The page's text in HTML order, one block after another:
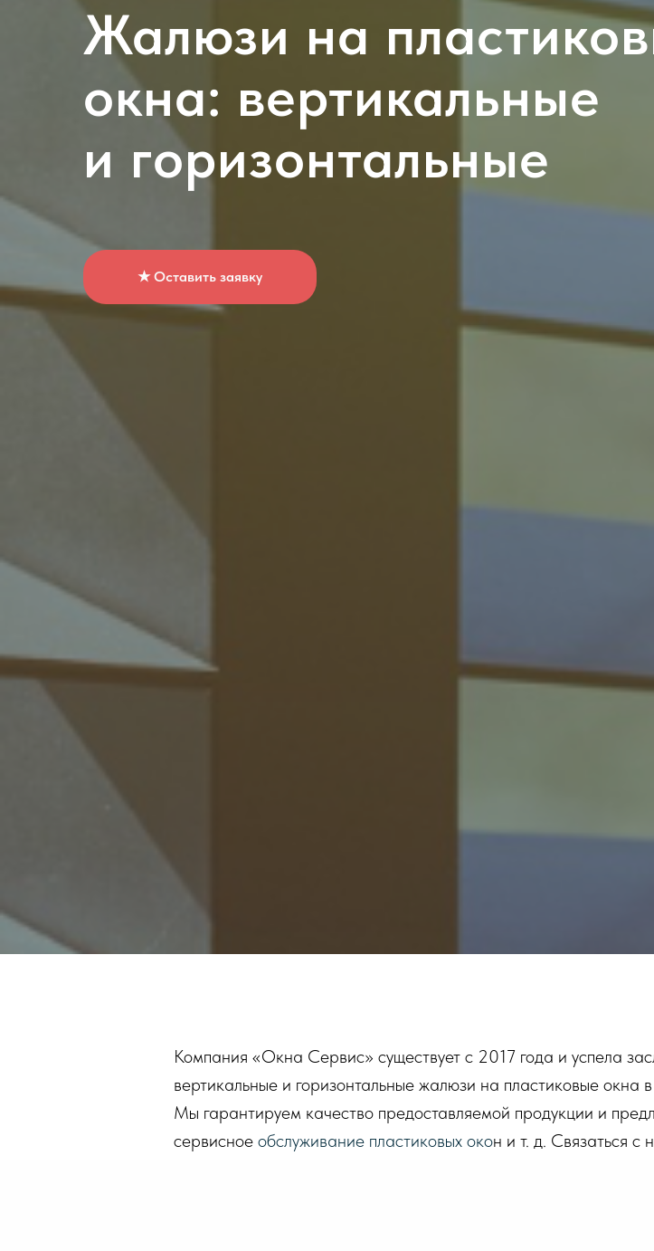
Жалюзи на
окна: вертикальные
и горизонтальные
★ Оставить заявку
Компания «Окна Сервис» существует с 2017 года и успела
вертикальные и горизонтальные жалюзи на пластиковые окна
Мы гарантируем качество предоставляемой продукции и
сервисное обслуживание пластиковых окон и т. д. Связаться